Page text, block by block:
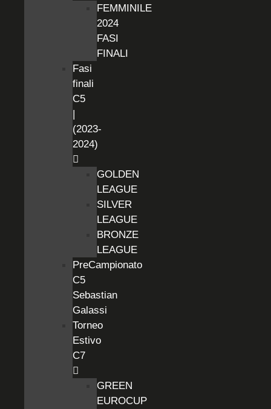
FEMMINILE
2024
FASI
FINALI
Fasi
finali
C5
|
(2023-
2024)
GOLDEN
LEAGUE
SILVER
LEAGUE
BRONZE
LEAGUE
PreCampionato
C5
Sebastian
Galassi
Torneo
Estivo
C7
GREEN
EUROCUP